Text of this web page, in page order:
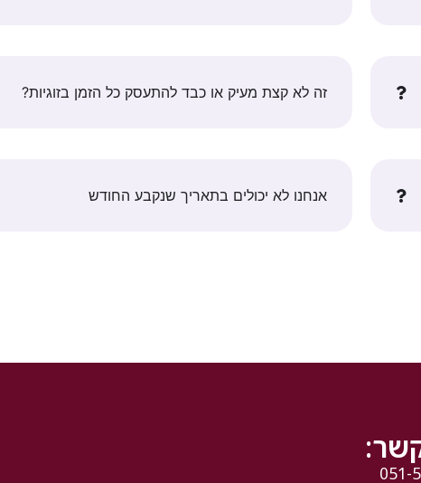
זה לא קצת מעיק או כבד להתעסק כל הזמן בזוגיות?
אנחנו לא יכולים בתאריך שנקבע החודש
051-